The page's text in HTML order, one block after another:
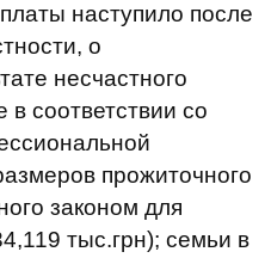
наступило после
о
несчастного
в соответствии со
прожиточного
законом для
тыс.грн); семьи в